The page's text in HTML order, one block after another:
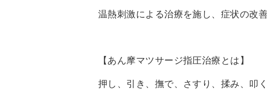
温熱刺激による治療を施し、症状の改
【あん摩マツサージ指圧治療とは】
押し、引き、撫で、さすり、揉み、叩